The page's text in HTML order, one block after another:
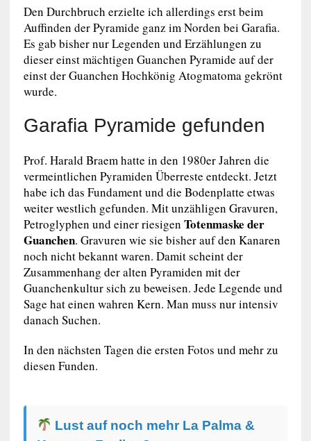
Den Durchbruch erzielte ich allerdings erst beim
Auffinden der Pyramide ganz im Norden bei Garafia.
Es gab bisher nur Legenden und Erzählungen zu
dieser einst mächtigen Guanchen Pyramide auf der
einst der Guanchen Hochkönig Atogmatoma gekrönt
wurde.
Garafia Pyramide gefunden
Prof. Harald Braem hatte in den 1980er Jahren die
vermeintlichen Pyramiden Überreste entdeckt. Jetzt
habe ich das Fundament und die Bodenplatte etwas
weiter westlich gefunden. Mit unzähligen Gravuren,
Petroglyphen und einer riesigen Totenmaske der
Guanchen. Gravuren wie sie bisher auf den Kanaren
noch nicht bekannt waren. Damit scheint der
Zusammenhang der alten Pyramiden mit der
Guanchenkultur sich zu beweisen. Jede Legende und
Sage hat einen wahren Kern. Man muss nur intensiv
danach Suchen.
In den nächsten Tagen die ersten Fotos und mehr zu
diesen Funden.
Lust auf noch mehr La Palma &